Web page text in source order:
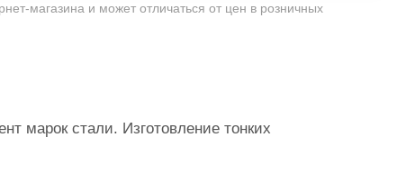
магазина и может отличаться от цен в розничных
марок стали. Изготовление тонких